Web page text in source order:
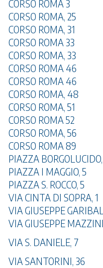
CORSO ROMA 3
CORSO ROMA, 25
CORSO ROMA, 31
CORSO ROMA 33
CORSO ROMA, 33
CORSO ROMA 46
CORSO ROMA 46
CORSO ROMA, 48
CORSO ROMA, 51
CORSO ROMA 52
CORSO ROMA, 56
CORSO ROMA 89
PIAZZA
PIAZZA I MAGGIO, 5
PIAZZA S. ROCCO, 5
VIA CINTA DI SOPRA, 1
VIA GIUSEPPE
VIA GIUSEPPE
VIA S. DANIELE, 7
VIA SANTORINI, 36